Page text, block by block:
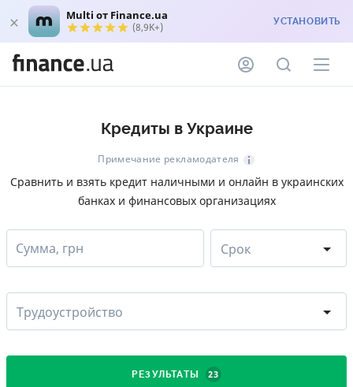
Multi от Finance.ua
(8,9K+) УСТАНОВИТЬ
Кредиты в Украине
Примечание рекламодателя
Сравнить и взять кредит наличными и онлайн в украинских
банках и финансовых организациях
Сумма, грн Срок
Трудоустройство
РЕЗУЛЬТАТЫ 23